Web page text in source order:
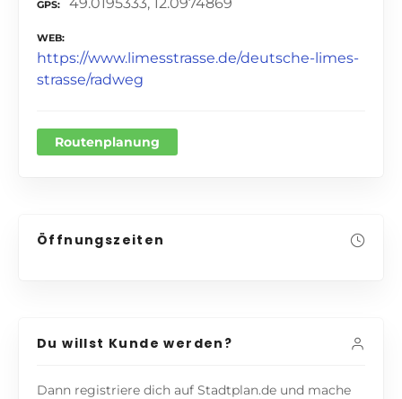
GPS
WEB
https://www.limesstrasse.de/deutsche-limes-
strasse/radweg
Routenplanung
Öffnungszeiten
Du willst Kunde werden?
Dann registriere dich auf Stadtplan.de und mache